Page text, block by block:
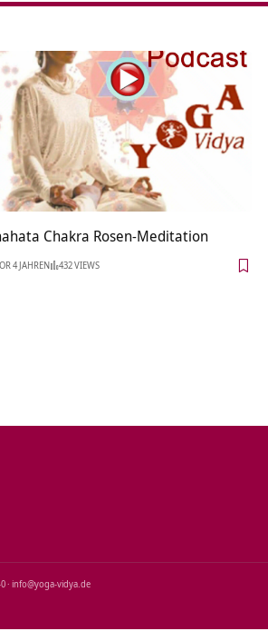
Chakra Rosen-Meditation
4 JAHREN 432 VIEWS
· info@yoga‑vidya.de